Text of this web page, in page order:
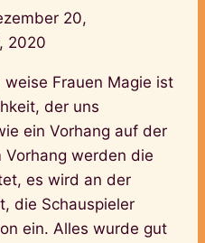
20,
2020
weise Frauen Magie ist
der uns
ein Vorhang auf der
Vorhang werden die
es wird an der
die Schauspieler
ein. Alles wurde gut